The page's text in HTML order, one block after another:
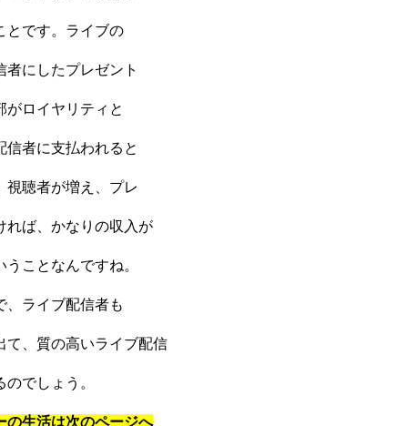
とです。ライブの
者にしたプレゼント
がロイヤリティと
信者に支払われると
視聴者が増え、プレ
れば、かなりの収入が
うことなんですね。
、ライブ配信者も
て、質の高いライブ配信
でしょう。
の生活は次のページへ